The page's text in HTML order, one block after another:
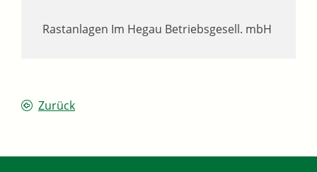
Rastanlagen Im Hegau Betriebsgesell. mbH
Zurück